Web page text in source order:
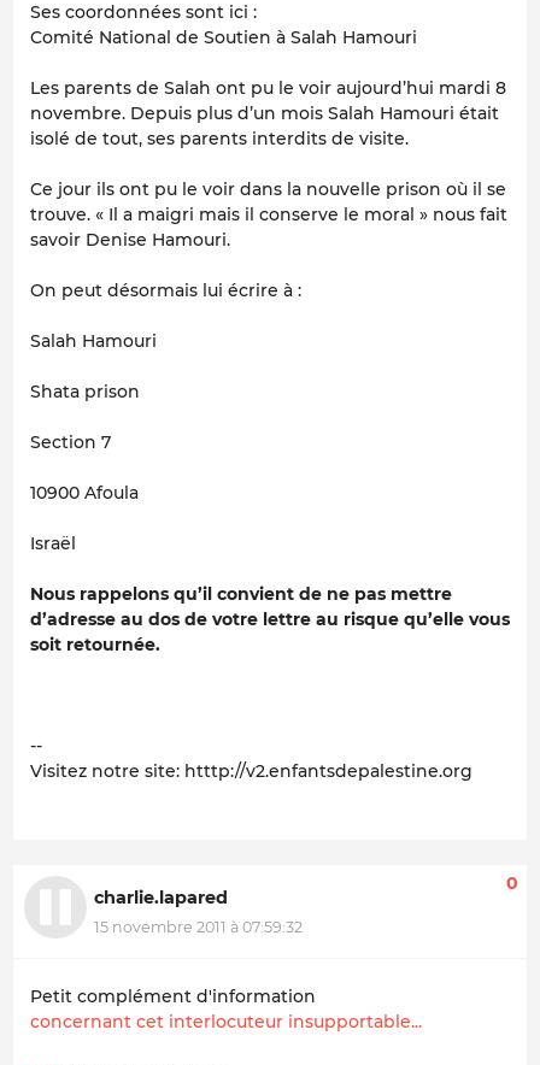
Ses coordonnées sont ici :
Comité National de Soutien à Salah Hamouri
Les parents de Salah ont pu le voir aujourd’hui mardi 8
novembre. Depuis plus d’un mois Salah Hamouri était
isolé de tout, ses parents interdits de visite.
Ce jour ils ont pu le voir dans la nouvelle prison où il se
trouve. « Il a maigri mais il conserve le moral » nous fait
savoir Denise Hamouri.
On peut désormais lui écrire à :
Salah Hamouri
Shata prison
Section 7
10900 Afoula
Israël
Nous rappelons qu’il convient de ne pas mettre
d’adresse au dos de votre lettre au risque qu’elle vous
soit retournée.
--
Visitez notre site: htttp://v2.enfantsdepalestine.org
charlie.lapared
15 novembre 2011 à 07:59:32
0
Petit complément d'information
concernant cet interlocuteur insupportable...